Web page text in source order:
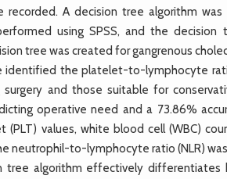
recorded. A decision tree algorithm
using SPSS, and the
tree was created for gangrenous
identified the platelet-to-lymphocyte
and those suitable for
operative need and a 73.86%
(PLT) values, white blood cell (WBC)
neutrophil-to-lymphocyte ratio (NLR)
tree algorithm effectively